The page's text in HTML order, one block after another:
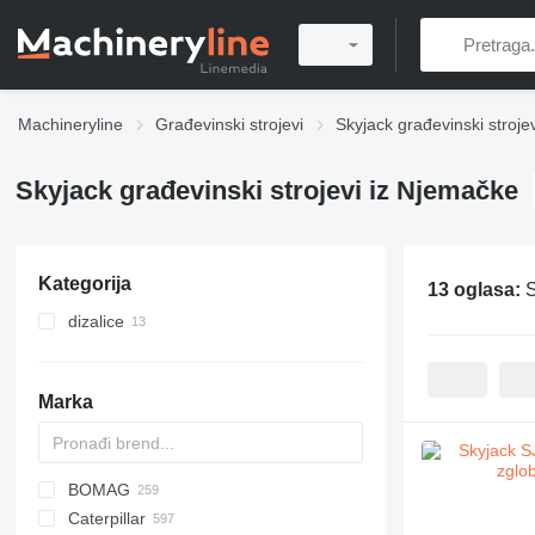
Machineryline Građevinski strojevi Skyjack građevinski
Skyjack građevinski strojevi iz Njemačke
Kategorija
dizalice
Marka
Puma
Titan
Mobilram
AL
AS
RM
SP
A-Series
X-Series
AFW
ASC
ROC
SmartROC
140W
150W
200 - series
400 - series
BOMAG
BC
BC
T46
SF
TW
463
GSH
FHS
AHK
TRACCESS
CK
C-series
321
Caterpillar
13 oglasa: